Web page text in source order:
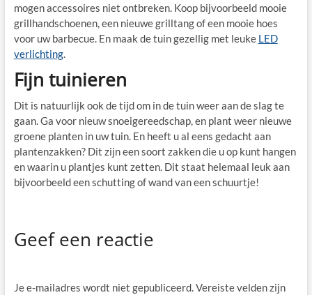
mogen accessoires niet ontbreken. Koop bijvoorbeeld mooie
grillhandschoenen, een nieuwe grilltang of een mooie hoes
voor uw barbecue. En maak de tuin gezellig met leuke LED
verlichting.
Fijn tuinieren
Dit is natuurlijk ook de tijd om in de tuin weer aan de slag te
gaan. Ga voor nieuw snoeigereedschap, en plant weer nieuwe
groene planten in uw tuin. En heeft u al eens gedacht aan
plantenzakken? Dit zijn een soort zakken die u op kunt hangen
en waarin u plantjes kunt zetten. Dit staat helemaal leuk aan
bijvoorbeeld een schutting of wand van een schuurtje!
Geef een reactie
Je e-mailadres wordt niet gepubliceerd.Vereiste velden zijn